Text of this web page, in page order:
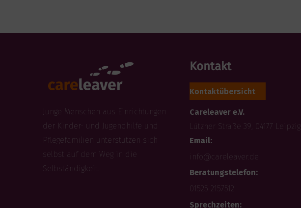
Junge Menschen aus Einrichtungen
der Kinder- und Jugendhilfe und
Pflegefamilien unterstützen sich
selbst auf dem Weg in die
Selbständigkeit.
Kontakt
Kontaktübersicht
Careleaver e.V.
Lützner Straße 39, 04177 Leipzig
Email:
info@careleaver.de
Beratungstelefon:
01525 2157512
Sprechzeiten: